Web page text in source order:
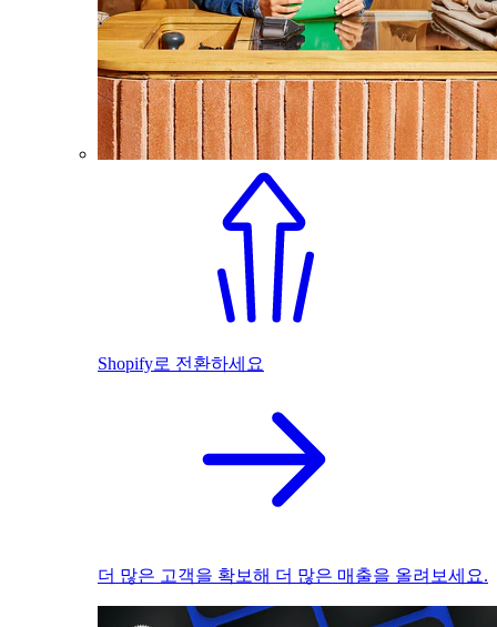
Shopify로 전환하세요
더 많은 고객을 확보해 더 많은 매출을 올려보세요.